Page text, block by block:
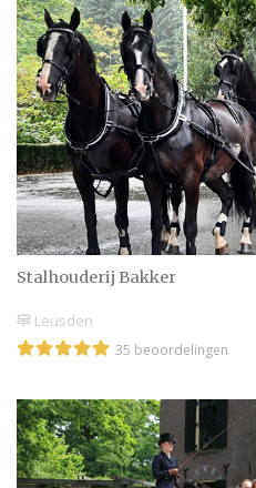
Daarom hebben wij
onze website een
bruidsparen staan.
beoordeeld is,
namelijk ook nieuwe
website, en dan is het
jullie om de eerste
Hoe dan ook, je kunt
een geweldige
Trouwkoets in
zijn stuk voor stuk
missie hebben om
dag te bezorgen.
Genieten van de
Leusden
Stalhouderij Bakker
Leusden
35 beoordelingen